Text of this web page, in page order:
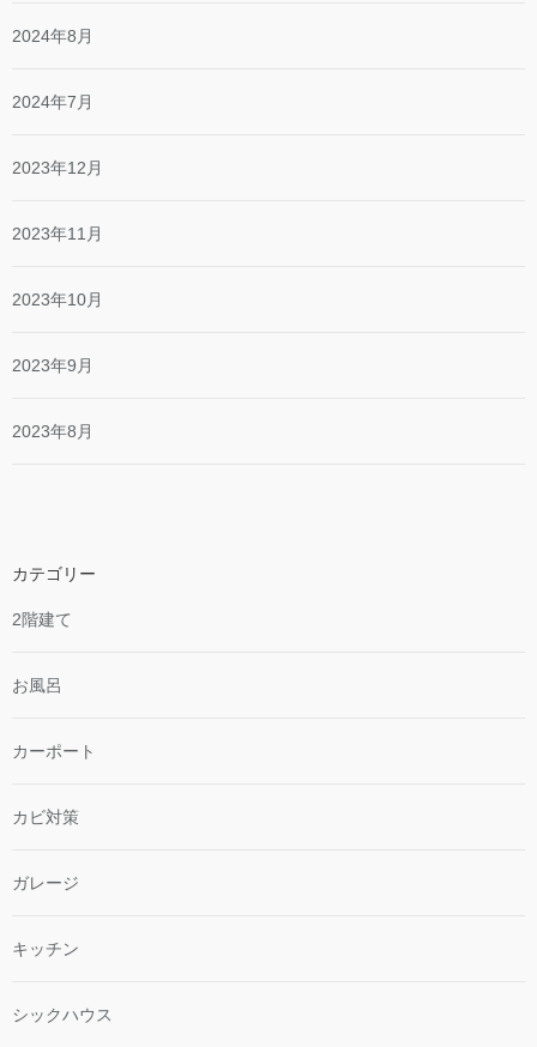
2024年8月
2024年7月
2023年12月
2023年11月
2023年10月
2023年9月
2023年8月
カテゴリー
2階建て
お風呂
カーポート
カビ対策
ガレージ
キッチン
シックハウス